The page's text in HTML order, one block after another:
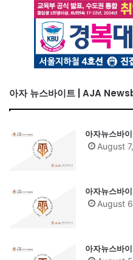
아자 뉴스바이트 | AJA
아자뉴스바
August
아자뉴스바
August
아자뉴스바